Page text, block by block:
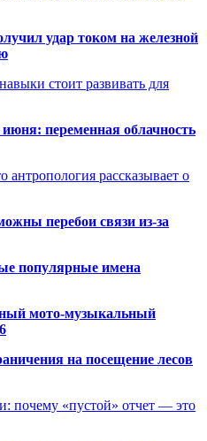
удар током на железной
стоит развивать для
переменная облачность
антропология рассказывает о
перебои связи из-за
популярные имена
мото-музыкальный
на посещение лесов
почему «пустой» отчет — это